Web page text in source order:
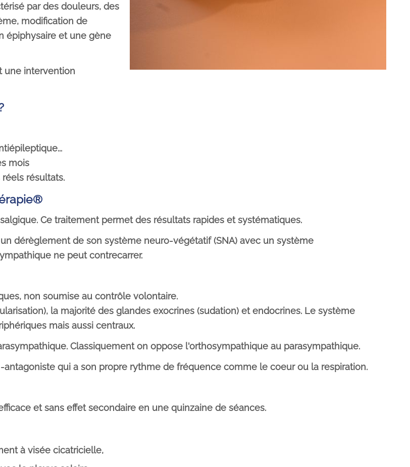
par des douleurs, des
modification de
épiphysaire et une gène
une intervention
mois
résultats.
Ce traitement permet des résultats rapides et systématiques.
dérèglement de son système neuro-végétatif (SNA) avec un système
ne peut contrecarrer.
non soumise au contrôle volontaire.
la majorité des glandes exocrines (sudation) et endocrines. Le système
mais aussi centraux.
Classiquement on oppose l'orthosympathique au parasympathique.
qui a son propre rythme de fréquence comme le coeur ou la respiration.
et sans effet secondaire en une quinzaine de séances.
à visée cicatricielle,